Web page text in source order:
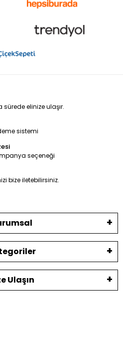
sürede elinize ulaşır.
sistemi
seçeneği
bize iletebilirsiniz.
Ulaşın